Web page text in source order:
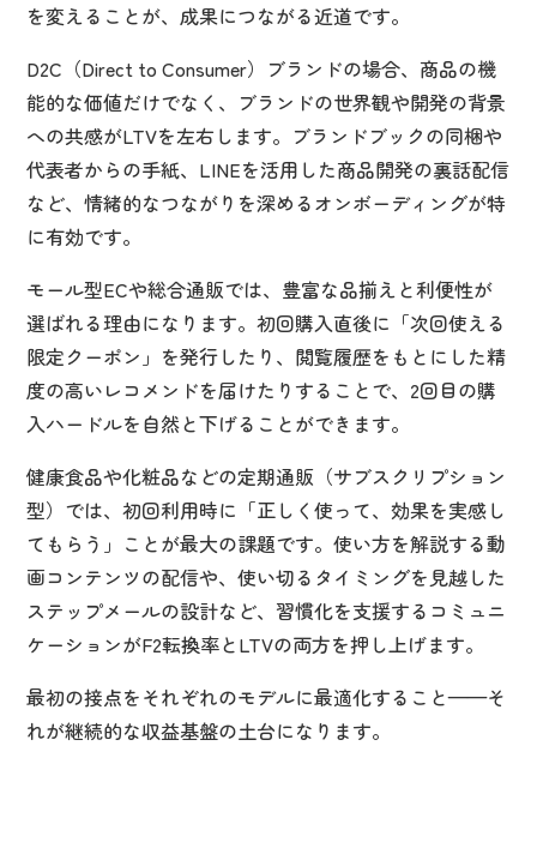
を変えることが、成果につながる近道です。
D2C（Direct to Consumer）ブランドの場合、商品の機
能的な価値だけでなく、ブランドの世界観や開発の背景
への共感がLTVを左右します。ブランドブックの同梱や
代表者からの手紙、LINEを活用した商品開発の裏話配信
など、情緒的なつながりを深めるオンボーディングが特
に有効です。
モール型ECや総合通販では、豊富な品揃えと利便性が
選ばれる理由になります。初回購入直後に「次回使える
限定クーポン」を発行したり、閲覧履歴をもとにした精
度の高いレコメンドを届けたりすることで、2回目の購
入ハードルを自然と下げることができます。
健康食品や化粧品などの定期通販（サブスクリプション
型）では、初回利用時に「正しく使って、効果を実感し
てもらう」ことが最大の課題です。使い方を解説する動
画コンテンツの配信や、使い切るタイミングを見越した
ステップメールの設計など、習慣化を支援するコミュニ
ケーションがF2転換率とLTVの両方を押し上げます。
最初の接点をそれぞれのモデルに最適化すること——そ
れが継続的な収益基盤の土台になります。